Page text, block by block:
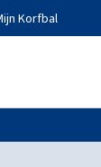
Korfbal